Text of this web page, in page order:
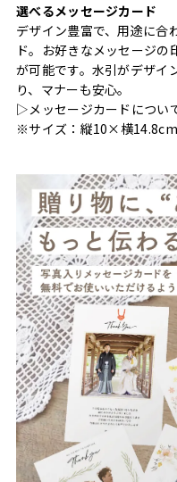
選べるメッセージカード
デザイン豊富で、用途に合
ド。お好きなメッセージ
が可能です。水引がデザイ
り、マナーも安心。
▷メッセージカードについ
※サイズ：縦10×横14.8cm